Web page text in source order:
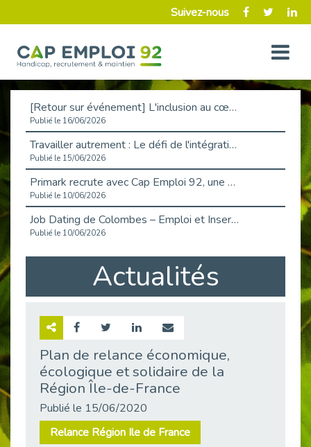
Suivez-nous
[Retour sur événement] L'inclusion au cœur de la Place de l'Emploi à La Défense !
Publié le 16/06/2026
Travailler autrement : Le défi de l'intégration des maladies chroniques en entreprise
Publié le 15/06/2026
Primark recrute avec Cap Emploi 92, une matinée couronnée de succès !
Publié le 10/06/2026
Job Dating de Colombes – Emploi et Insertion
Publié le 10/06/2026
Aborder l'entretien et la situation de handicap en toute confiance
Publié le 09/06/2026
Retour sur l’atelier « Optimiser sa recherche d’emploi »
Publié le 02/06/2026
Publié le 30/05/2026
Actualités
Plan de relance économique,
écologique et solidaire de la
Région Île-de-France
Publié le 15/06/2020
Relance Région Ile de France